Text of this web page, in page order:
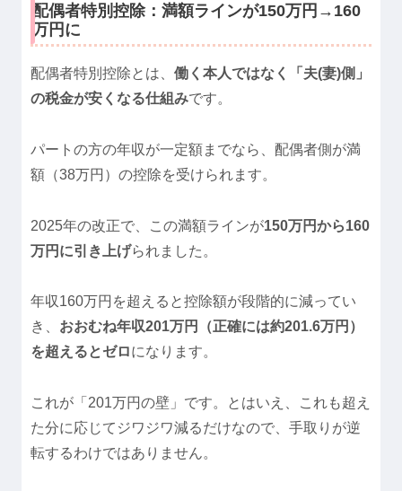
配偶者特別控除：満額ラインが150万円→160
万円に
配偶者特別控除とは、 働く本人ではなく「夫(妻)側」
の税金が安くなる仕組みです。
パートの方の年収が一定額までなら、配偶者側が満
額（38万円）の控除を受けられます。
2025年の改正で、この満額ラインが150万円から160
万円に引き上げられました。
年収160万円を超えると控除額が段階的に減ってい
き、 おおむね年収201万円（正確には約201.6万円）
を超えるとゼロになります。
これが「201万円の壁」です。とはいえ、これも超え
た分に応じてジワジワ減るだけなので、手取りが逆
転するわけではありません。